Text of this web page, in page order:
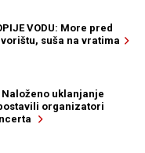
VODU: More pred
suša na vratima
Naloženo uklanjanje
organizatori